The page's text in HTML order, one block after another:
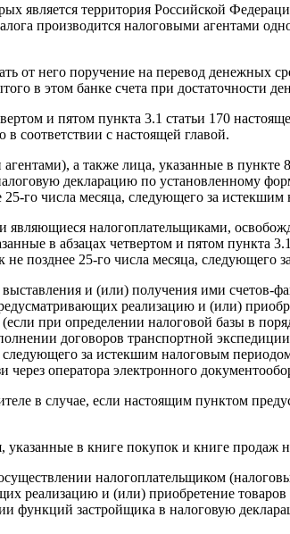
является территория Российской
производится налоговыми агентами
от него поручение на перевод денежных
в этом банке счета при достаточности
и пятом пункта 3.1 статьи 170
соответствии с настоящей главой.
а также лица, указанные в пункте
декларацию по установленному
25-го числа месяца, следующего за
налогоплательщиками,
в абзацах четвертом и пятом пункта
позднее 25-го числа месяца, следующего
и (или) получения ими счетов-
реализацию и (или)
при определении налоговой базы в
договоров транспортной
следующего за истекшим налоговым
оператора электронного
в случае, если настоящим пунктом
в книге покупок и книге продаж
налогоплательщиком
реализацию и (или) приобретение
функций застройщика в налоговую